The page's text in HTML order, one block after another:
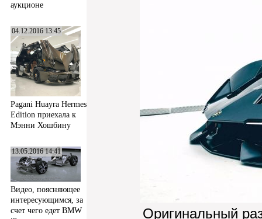
аукционе
04.12.2016 13:45
Pagani Huayra Hermes
Edition приехала к
Мэнни Хошбину
13.05.2016 14:41
Видео, поясняющее
интересующимся, за
счет чего едет BMW
Оригинальный